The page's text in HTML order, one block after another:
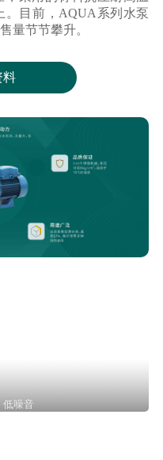
。目前，AQUA系列水泵
量节节攀升。
料
噪音